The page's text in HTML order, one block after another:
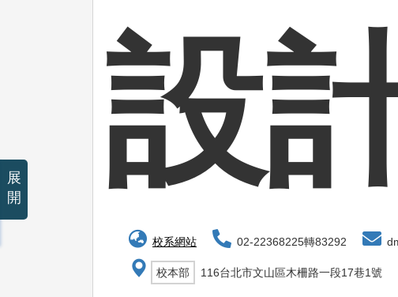
設
校系網站 02-22368225轉83292
校本部 116台北市文山區木柵路一段17巷1號
展
開